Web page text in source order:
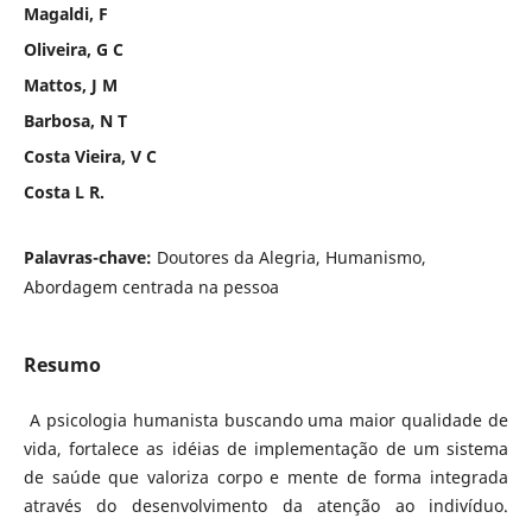
Magaldi, F
Oliveira, G C
Mattos, J M
Barbosa, N T
Costa Vieira, V C
Costa L R.
Palavras-chave: Doutores da Alegria, Humanismo,
Abordagem centrada na pessoa
Resumo
A psicologia humanista buscando uma maior qualidade de
vida, fortalece as idéias de implementação de um sistema
de saúde que valoriza corpo e mente de forma integrada
através do desenvolvimento da atenção ao indivíduo.